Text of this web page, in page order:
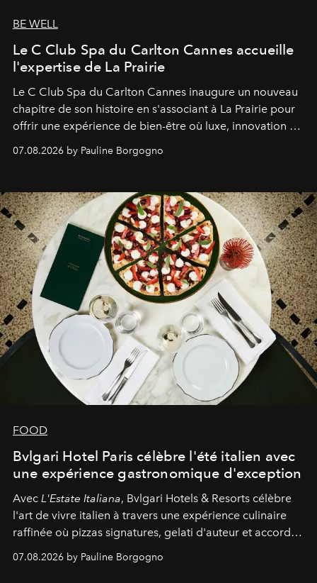
BE WELL
Le C Club Spa du Carlton Cannes accueille
l'expertise de La Prairie
Le C Club Spa du Carlton Cannes inaugure un nouveau
chapitre de son histoire en s'associant à La Prairie pour
offrir une expérience de bien-être où luxe, innovation et
expertise se rencontrent.
07.08.2026 by Pauline Borgogno
FOOD
Bvlgari Hotel Paris célèbre l'été italien avec
une expérience gastronomique d'exception
Avec L'Estate Italiana, Bvlgari Hotels & Resorts célèbre
l'art de vivre italien à travers une expérience culinaire
raffinée où pizzas signatures, gelati d'auteur et accords
d'exception composent un véritable voyage sensoriel.
07.08.2026 by Pauline Borgogno